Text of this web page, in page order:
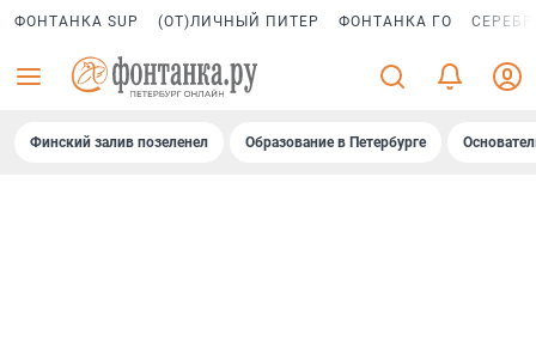
ФОНТАНКА SUP (ОТ)ЛИЧНЫЙ ПИТЕР ФОНТАНКА ГО
Финский залив позеленел Образование в Петербурге